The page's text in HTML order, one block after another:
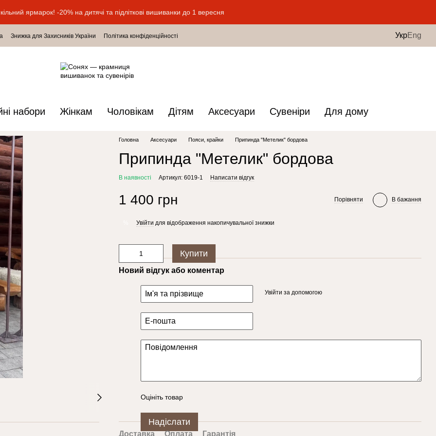
ярмарок! -20% на дитячі та підліткові вишиванки до 1 вересня
Знижка для Захисників України Політика конфіденційності УкрEng
набори Жінкам Чоловікам Дітям Аксесуари Сувеніри Для дому
Головна Аксесуари Пояси, крайки Припинда "Метелик" бордова
Припинда "Метелик" бордова
В наявності Артикул: 6019-1 Написати відгук
1 400 грн Порівняти В бажання
Увійти для відображення накопичувальної знижки
Купити
Новий відгук або коментар
Увійти за допомогою
Оцініть товар
Надіслати
Доставка Оплата Гарантія